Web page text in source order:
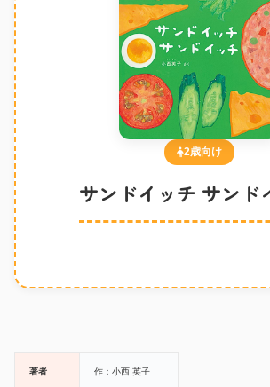
2歳向け
サンドイッチ サンド
著者 作：小西 英子